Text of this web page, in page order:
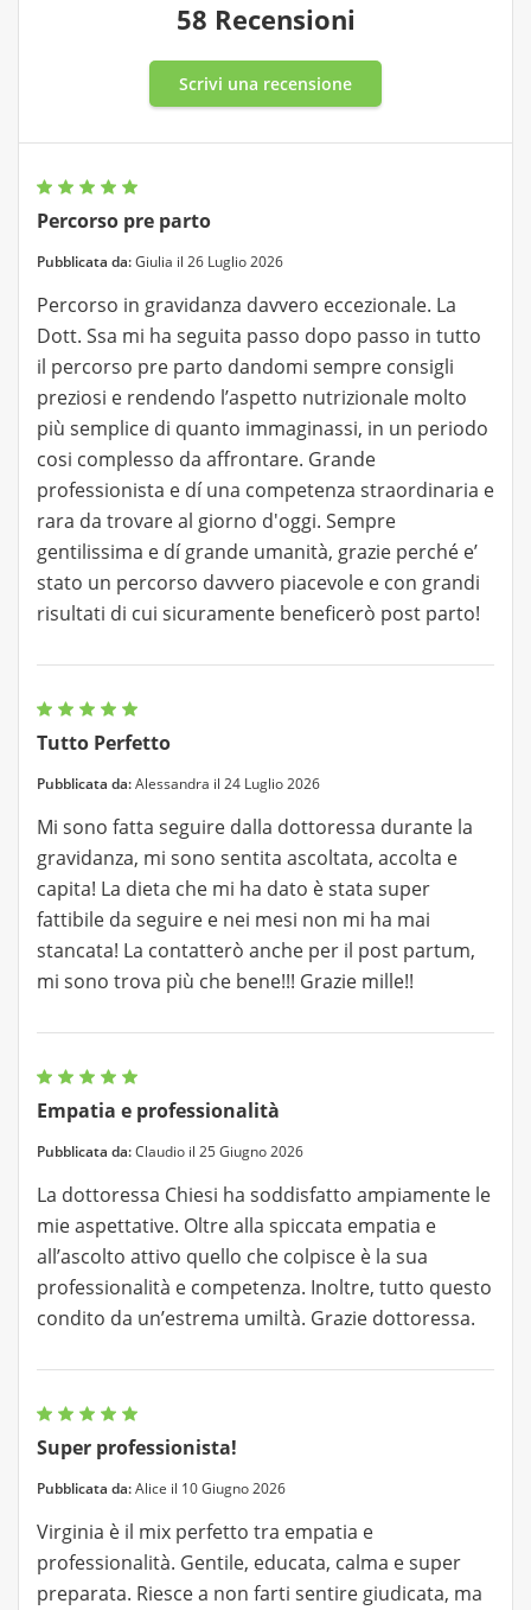
58 Recensioni
Scrivi una recensione
Percorso pre parto
Pubblicata da:Giulia il 26 Luglio 2026
Percorso in gravidanza davvero eccezionale. La
Dott. Ssa mi ha seguita passo dopo passo in tutto
il percorso pre parto dandomi sempre consigli
preziosi e rendendo l’aspetto nutrizionale molto
più semplice di quanto immaginassi, in un periodo
cosi complesso da affrontare. Grande
professionista e dí una competenza straordinaria e
rara da trovare al giorno d'oggi. Sempre
gentilissima e dí grande umanità, grazie perché e’
stato un percorso davvero piacevole e con grandi
risultati di cui sicuramente beneficerò post parto!
Tutto Perfetto
Pubblicata da:Alessandra il 24 Luglio 2026
Mi sono fatta seguire dalla dottoressa durante la
gravidanza, mi sono sentita ascoltata, accolta e
capita! La dieta che mi ha dato è stata super
fattibile da seguire e nei mesi non mi ha mai
stancata! La contatterò anche per il post partum,
mi sono trova più che bene!!! Grazie mille!!
Empatia e professionalità
Pubblicata da:Claudio il 25 Giugno 2026
La dottoressa Chiesi ha soddisfatto ampiamente le
mie aspettative. Oltre alla spiccata empatia e
all’ascolto attivo quello che colpisce è la sua
professionalità e competenza. Inoltre, tutto questo
condito da un’estrema umiltà. Grazie dottoressa.
Super professionista!
Pubblicata da:Alice il 10 Giugno 2026
Virginia è il mix perfetto tra empatia e
professionalità. Gentile, educata, calma e super
preparata. Riesce a non farti sentire giudicata, ma